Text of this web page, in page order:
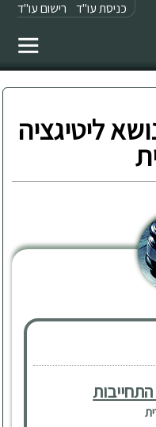
כניסת עו"ד רישום עו"ד
ליטיגציה